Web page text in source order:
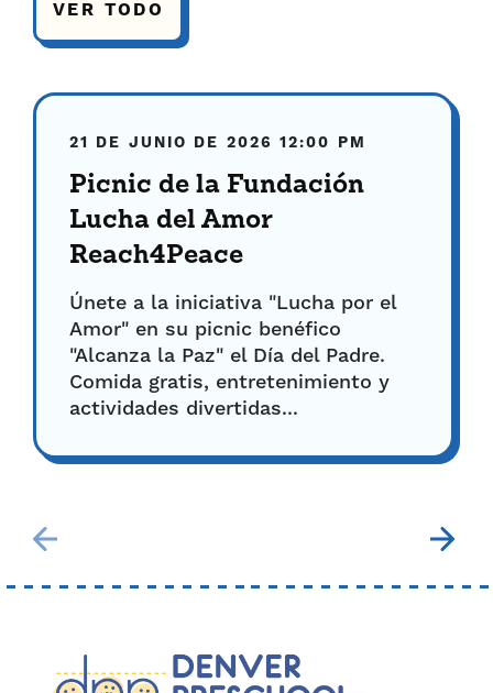
VER TODO
21 DE JUNIO DE 2026 12:00 PM
Picnic de la Fundación
Lucha del Amor
Reach4Peace
Únete a la iniciativa "Lucha por el
Amor" en su picnic benéfico
"Alcanza la Paz" el Día del Padre.
Comida gratis, entretenimiento y
actividades divertidas...